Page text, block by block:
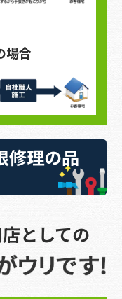
場合
修理の品
としての